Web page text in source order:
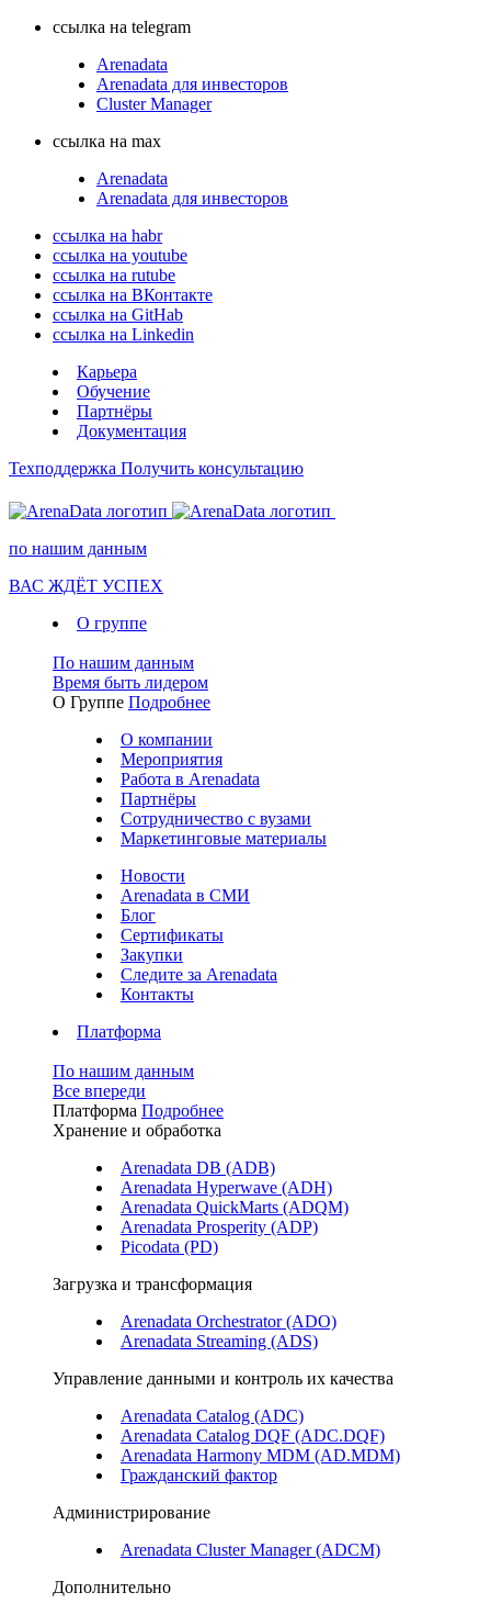
ссылка на telegram
Arenadata
Arenadata для инвесторов
Cluster Manager
ссылка на max
Arenadata
Arenadata для инвесторов
ссылка на habr
ссылка на youtube
ссылка на rutube
ссылка на ВКонтакте
ссылка на GitHab
ссылка на Linkedin
Карьера
Обучение
Партнёры
Документация
Техподдержка Получить консультацию
по нашим данным
ВАС ЖДЁТ УСПЕХ
О группе
По нашим данным
Время быть лидером
О Группе Подробнее
О компании
Мероприятия
Работа в Arenadata
Партнёры
Сотрудничество с вузами
Маркетинговые материалы
Новости
Arenadata в СМИ
Блог
Сертификаты
Закупки
Следите за Аrenadata
Контакты
Платформа
По нашим данным
Все впереди
Платформа Подробнее
Хранение и обработка
Arenadata DB (ADB)
Arenadata Hyperwave (ADH)
Arenadata QuickMarts (ADQM)
Arenadata Prosperity (ADP)
Picodata (PD)
Загрузка и трансформация
Arenadata Orchestrator (ADO)
Arenadata Streaming (ADS)
Управление данными и контроль их качества
Arenadata Catalog (ADC)
Arenadata Catalog DQF (ADС.DQF)
Arenadata Harmony MDM (AD.MDM)
Гражданский фактор
Администрирование
Arenadata Cluster Manager (ADCM)
Дополнительно